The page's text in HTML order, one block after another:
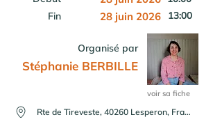
Fin
28 juin 2026 13:00
Organisé par
Stéphanie BERBILLE
voir sa fiche
Rte de Tireveste, 40260 Lesperon, France